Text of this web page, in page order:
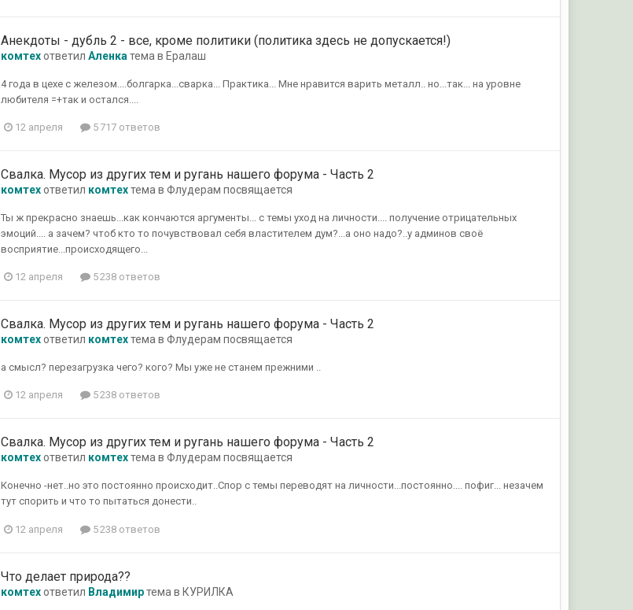
Анекдоты - дубль 2 - все, кроме политики (политика здесь не допускается!)
комтехответилАленка тема в Ералаш
4 года в цехе с железом....болгарка...сварка... Практика... Мне нравится варить металл.. но...так... на уровне
любителя =+так и остался....
12 апреля 5 717 ответов
Свалка. Мусор из других тем и ругань нашего форума - Часть 2
комтехответил комтехтема вФлудерам посвящается
Ты ж прекрасно знаешь...как кончаются аргументы... с темы уход на личности.... получение отрицательных
эмоций.... а зачем? чтоб кто то почувствовал себя властителем дум?...а оно надо?..у админов своё
восприятие...происходящего...
12 апреля 5 238 ответов
Свалка. Мусор из других тем и ругань нашего форума - Часть 2
комтехответил комтехтема вФлудерам посвящается
а смысл? перезагрузка чего? кого? Мы уже не станем прежними ..
12 апреля 5 238 ответов
Свалка. Мусор из других тем и ругань нашего форума - Часть 2
комтехответил комтехтема вФлудерам посвящается
Конечно -нет..но это постоянно происходит..Спор с темы переводят на личности...постоянно.... пофиг... незачем
тут спорить и что то пытаться донести..
12 апреля 5 238 ответов
Что делает природа??
комтехответил Владимиртема в КУРИЛКА